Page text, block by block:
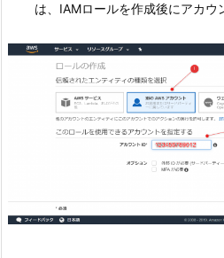
は、IAMロールを作成後にアカウ